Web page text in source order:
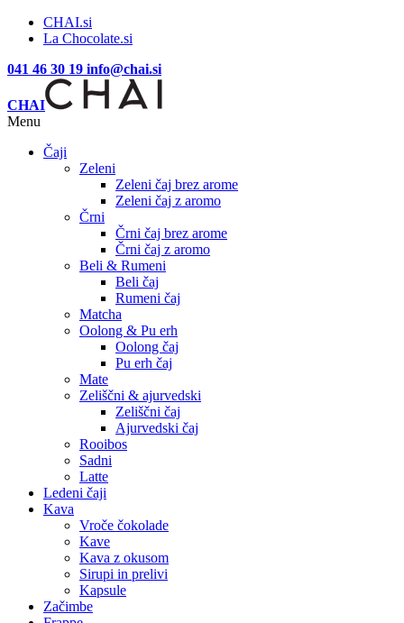
CHAI.si
La Chocolate.si
041 46 30 19 info@chai.si
CHAI
Menu
Čaji
Zeleni
Zeleni čaj brez arome
Zeleni čaj z aromo
Črni
Črni čaj brez arome
Črni čaj z aromo
Beli & Rumeni
Beli čaj
Rumeni čaj
Matcha
Oolong & Pu erh
Oolong čaj
Pu erh čaj
Mate
Zeliščni & ajurvedski
Zeliščni čaj
Ajurvedski čaj
Rooibos
Sadni
Latte
Ledeni čaji
Kava
Vroče čokolade
Kave
Kava z okusom
Sirupi in prelivi
Kapsule
Začimbe